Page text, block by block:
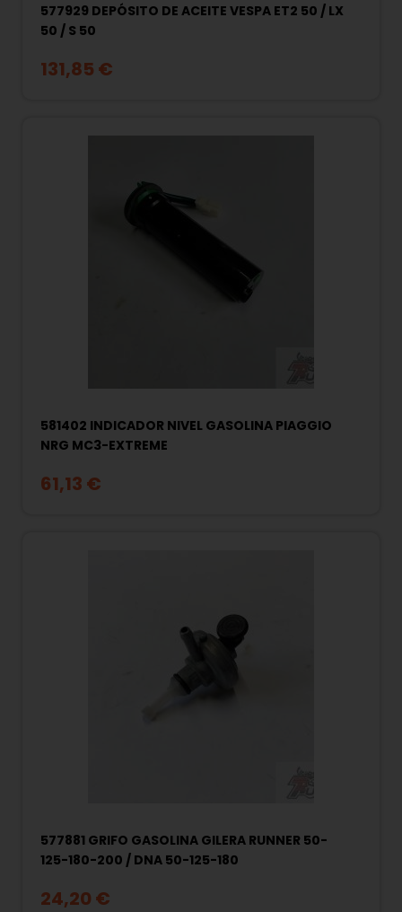
577929 DEPÓSITO DE ACEITE VESPA ET2 50 / LX
50 / S 50
131,85 €
581402 INDICADOR NIVEL GASOLINA PIAGGIO
NRG MC3-EXTREME
61,13 €
577881 GRIFO GASOLINA GILERA RUNNER 50-
125-180-200 / DNA 50-125-180
24,20 €